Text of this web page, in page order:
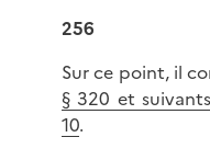
256
Sur ce point, il
§ 320 et suivants
10.